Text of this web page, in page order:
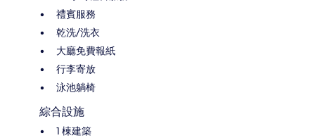
禮賓服務
乾洗/洗衣
大廳免費報紙
行李寄放
泳池躺椅
綜合設施
1 棟建築